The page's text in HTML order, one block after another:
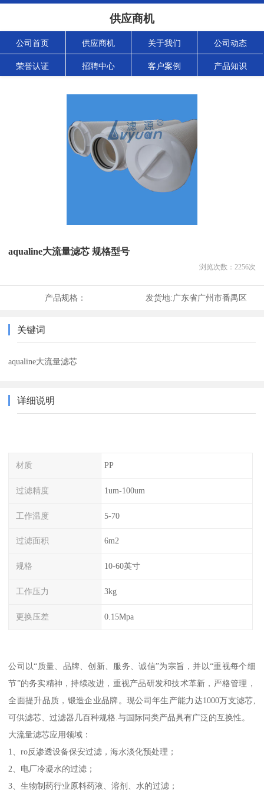
供应商机
公司首页 供应商机 关于我们 公司动态
荣誉认证 招聘中心 客户案例 产品知识
aqualine大流量滤芯 规格型号
浏览次数： 2256次
产品规格： 发货地:广东省广州市番禺区
关键词
aqualine大流量滤芯
详细说明
材质 PP
过滤精度 1um-100um
工作温度 5-70
过滤面积 6m2
规格 10-60英寸
工作压力 3kg
更换压差 0.15Mpa
公司以“质量、品牌、创新、服务、诚信”为宗旨，并以“重视每个细
节”的务实精神，持续改进，重视产品研发和技术革新，严格管理，
全面提升品质，锻造企业品牌。现公司年生产能力达1000万支滤芯,
可供滤芯、过滤器几百种规格.与国际同类产品具有广泛的互换性。
大流量滤芯应用领域：
1、ro反渗透设备保安过滤，海水淡化预处理；
2、电厂冷凝水的过滤；
3、生物制药行业原料药液、溶剂、水的过滤；